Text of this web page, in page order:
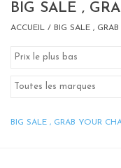
Un design personnalisé
BIG SALE , GRAB YOUR
BIG SALE ,
ACCUEIL / BIG SALE ,
BIG SALE , GRAB YOUR